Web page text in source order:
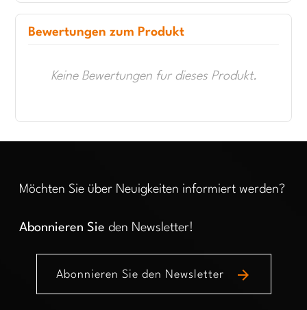
Bewertungen zum Produkt
Keine Bewertungen fur dieses Produkt.
Möchten Sie über Neuigkeiten informiert werden?
Abonnieren Sie den Newsletter!
Abonnieren Sie den Newsletter arrow_forward